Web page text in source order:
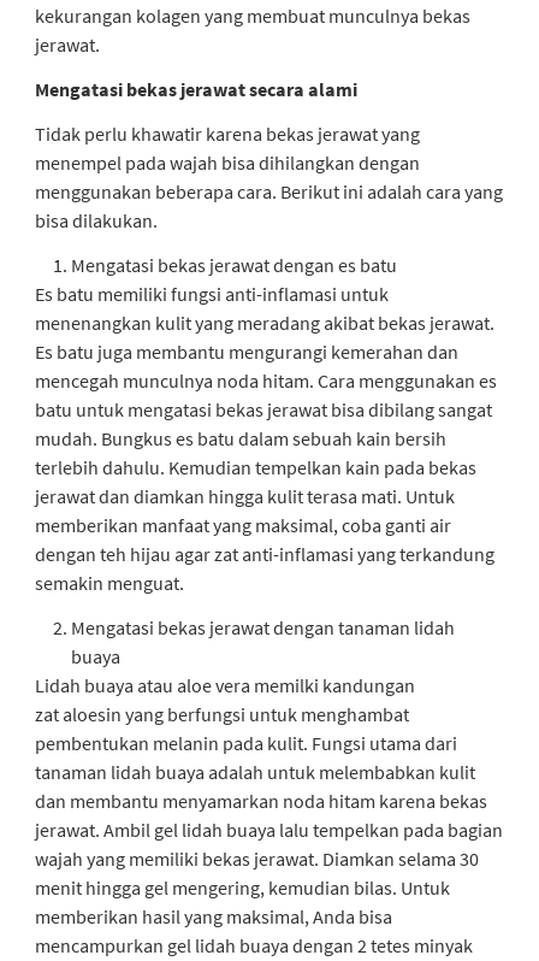
kekurangan kolagen yang membuat munculnya bekas
jerawat.
Mengatasi bekas jerawat secara alami
Tidak perlu khawatir karena bekas jerawat yang
menempel pada wajah bisa dihilangkan dengan
menggunakan beberapa cara. Berikut ini adalah cara yang
bisa dilakukan.
Mengatasi bekas jerawat dengan es batu
Es batu memiliki fungsi anti-inflamasi untuk
menenangkan kulit yang meradang akibat bekas jerawat.
Es batu juga membantu mengurangi kemerahan dan
mencegah munculnya noda hitam. Cara menggunakan es
batu untuk mengatasi bekas jerawat bisa dibilang sangat
mudah. Bungkus es batu dalam sebuah kain bersih
terlebih dahulu. Kemudian tempelkan kain pada bekas
jerawat dan diamkan hingga kulit terasa mati. Untuk
memberikan manfaat yang maksimal, coba ganti air
dengan teh hijau agar zat anti-inflamasi yang terkandung
semakin menguat.
Mengatasi bekas jerawat dengan tanaman lidah
buaya
Lidah buaya atau aloe vera memilki kandungan
zat aloesin yang berfungsi untuk menghambat
pembentukan melanin pada kulit. Fungsi utama dari
tanaman lidah buaya adalah untuk melembabkan kulit
dan membantu menyamarkan noda hitam karena bekas
jerawat. Ambil gel lidah buaya lalu tempelkan pada bagian
wajah yang memiliki bekas jerawat. Diamkan selama 30
menit hingga gel mengering, kemudian bilas. Untuk
memberikan hasil yang maksimal, Anda bisa
mencampurkan gel lidah buaya dengan 2 tetes minyak